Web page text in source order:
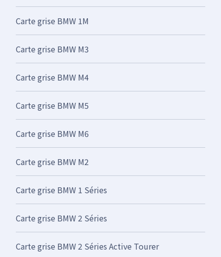
Carte grise BMW 1M
Carte grise BMW M3
Carte grise BMW M4
Carte grise BMW M5
Carte grise BMW M6
Carte grise BMW M2
Carte grise BMW 1 Séries
Carte grise BMW 2 Séries
Carte grise BMW 2 Séries Active Tourer